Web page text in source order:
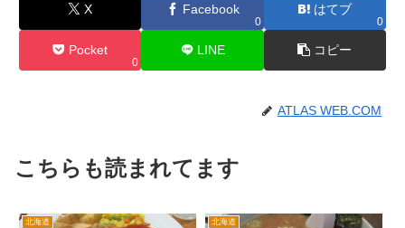
X Facebook
0
はてブ
0
Pocket
0
LINE コピー
ATLAS WEB.COM
こちらも読まれてます
北海道 北海道